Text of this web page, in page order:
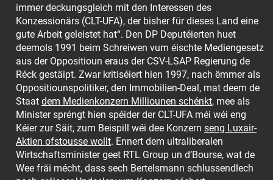
immer deckungsgleich mit den Interessen des
Konzessionärs (CLT-UFA), der bisher für dieses Land eine
gute Arbeit geleistet hat“. Den DP Deputéierten huet
deemols 1991 beim Schreiwen vum éischte Mediengesetz
aus der Oppositioun eraus der CSV-LSAP Regierung de
Réck gestäipt. Zwar kritiséiert hien 1997, nach ëmmer als
Oppositiounspolitiker, den Immobilien-Deal, mat deem de
Staat dem Medienkonzern Milliounen schénkt, mee als
Minister spréngt hien spéider der CLT-UFA méi wéi eng
Kéier zur Säit, zum Beispill wéi dee Konzern seng Luxair-
Aktien ofstousse wollt. Ennert dem ultraliberalen
Wirtschaftsminister geet RTL Group un d’Bourse, wat de
Wee fräi mécht, dass sech Bertelsmann schlussendlech